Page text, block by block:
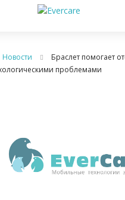
Новости
Браслет помогает
проблемами